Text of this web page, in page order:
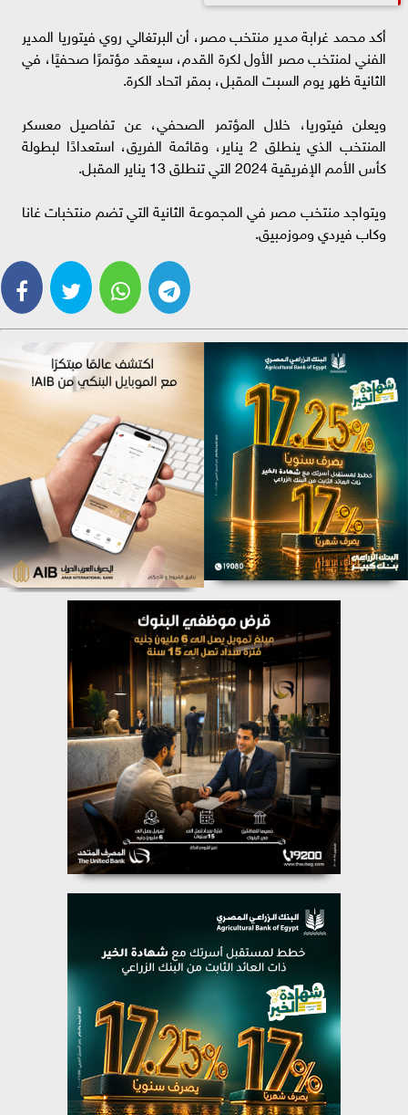
أكد محمد غرابة مدير منتخب مصر، أن البرتغالي روي فيتوريا المدير
الفني لمنتخب مصر الأول لكرة القدم، سيعقد مؤتمرًا صحفيًا، في
الثانية ظهر يوم السبت المقبل، بمقر اتحاد الكرة.
ويعلن فيتوريا، خلال المؤتمر الصحفي، عن تفاصيل معسكر
المنتخب الذي ينطلق 2 يناير، وقائمة الفريق، استعدادًا لبطولة
كأس الأمم الإفريقية 2024 التي تنطلق 13 يناير المقبل.
ويتواجد منتخب مصر في المجموعة الثانية التي تضم منتخبات غانا
وكاب فيردي وموزمبيق.